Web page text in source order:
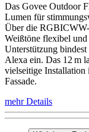
Das Govee Outdoor
Lumen für
Über die
Weißtöne flexibel
Unterstützung
Alexa ein. Das 12 m
vielseitige Installation
Fassade.
mehr Details